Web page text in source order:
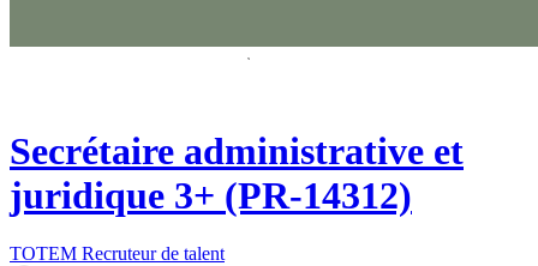
Secrétaire administrative et
juridique 3+ (PR-14312)
TOTEM Recruteur de talent